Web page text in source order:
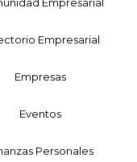
Empresarial
Empresas
Eventos
Personales